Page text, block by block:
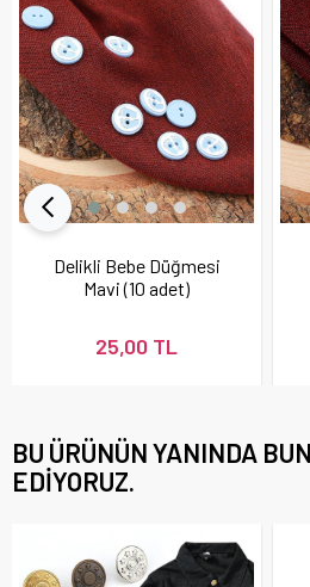
Delikli Bebe Düğmesi
Mavi (10 adet)
25,00 TL
BU ÜRÜNÜN YANINDA
EDIYORUZ.